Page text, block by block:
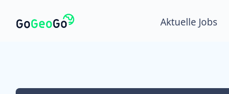
Aktuelle Jobs